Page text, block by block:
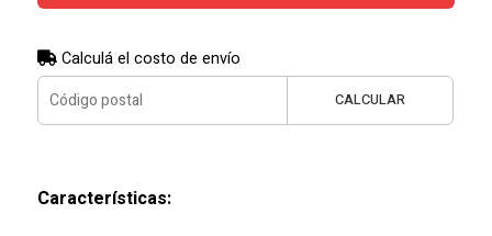
Calculá el costo de envío
CALCULAR
Características: